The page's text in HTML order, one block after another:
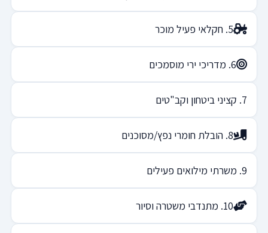
5. חקלאי פעיל מוכר
6. מדריכי ירי מוסמכים
7. קציני ביטחון וקב"טים
8. הובלת חומרי נפץ/מסוכנים
9. משרתי מילואים פעילים
10. מתנדבי משטרה וסיור